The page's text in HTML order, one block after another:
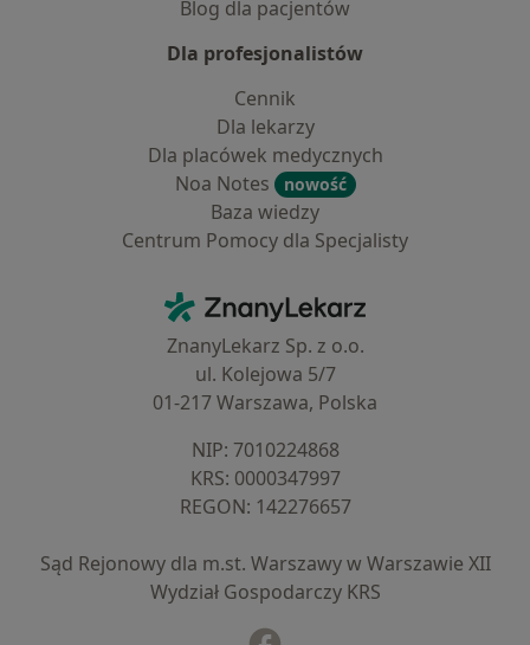
Blog dla pacjentów
Dla profesjonalistów
Cennik
Dla lekarzy
Dla placówek medycznych
Noa Notes
nowość
Baza wiedzy
Centrum Pomocy dla Specjalisty
ZnanyLekarz - Strona główna
ZnanyLekarz Sp. z o.o.
ul. Kolejowa 5/7
01-217 Warszawa, Polska
NIP: ⁠7010224868
KRS: ⁠0000347997
REGON: ⁠142276657
Sąd Rejonowy dla m.st. Warszawy w Warszawie XII
Wydział Gospodarczy KRS